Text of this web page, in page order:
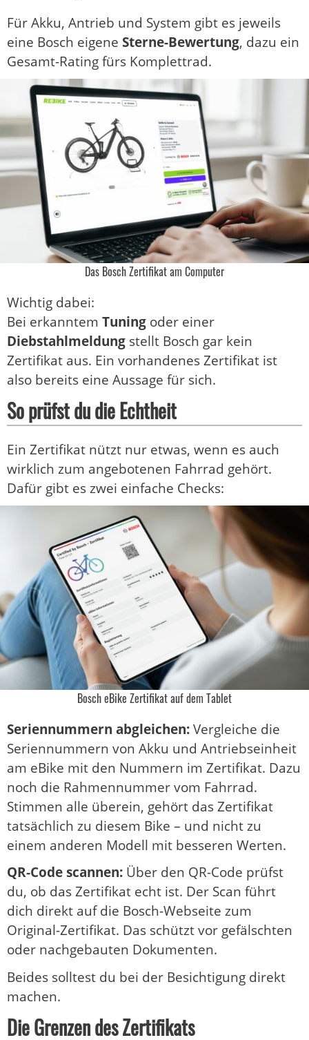
Für Akku, Antrieb und System gibt es jeweils
eine Bosch eigene Sterne-Bewertung, dazu ein
Gesamt-Rating fürs Komplettrad.
Das Bosch Zertifikat am Computer
Wichtig dabei:
Bei erkanntem Tuning oder einer
Diebstahlmeldung stellt Bosch gar kein
Zertifikat aus. Ein vorhandenes Zertifikat ist
also bereits eine Aussage für sich.
So prüfst du die Echtheit
Ein Zertifikat nützt nur etwas, wenn es auch
wirklich zum angebotenen Fahrrad gehört.
Dafür gibt es zwei einfache Checks:
Bosch eBike Zertifikat auf dem Tablet
Seriennummern abgleichen:Vergleiche die
Seriennummern von Akku und Antriebseinheit
am eBike mit den Nummern im Zertifikat. Dazu
noch die Rahmennummer vom Fahrrad.
Stimmen alle überein, gehört das Zertifikat
tatsächlich zu diesem Bike – und nicht zu
einem anderen Modell mit besseren Werten.
QR-Code scannen: Über den QR-Code prüfst
du, ob das Zertifikat echt ist. Der Scan führt
dich direkt auf die Bosch-Webseite zum
Original-Zertifikat. Das schützt vor gefälschten
oder nachgebauten Dokumenten.
Beides solltest du bei der Besichtigung direkt
machen.
Die Grenzen des Zertifikats